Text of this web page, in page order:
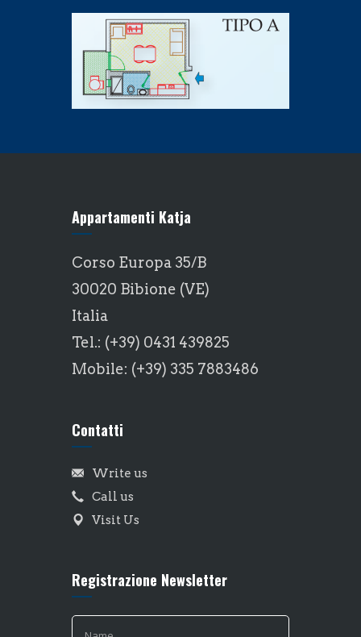
Appartamenti Katja
Corso Europa 35/B
30020 Bibione (VE)
Italia
Tel.: (+39) 0431 439825
Mobile: (+39) 335 7883486
Contatti
Write us
Call us
Visit Us
Registrazione Newsletter